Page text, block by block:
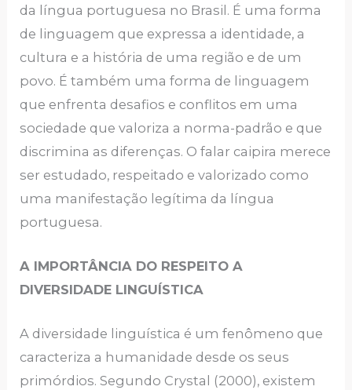
da língua portuguesa no Brasil. É uma forma
de linguagem que expressa a identidade, a
cultura e a história de uma região e de um
povo. É também uma forma de linguagem
que enfrenta desafios e conflitos em uma
sociedade que valoriza a norma-padrão e que
discrimina as diferenças. O falar caipira merece
ser estudado, respeitado e valorizado como
uma manifestação legítima da língua
portuguesa.
A IMPORTÂNCIA DO RESPEITO A
DIVERSIDADE LINGUÍSTICA
A diversidade linguística é um fenômeno que
caracteriza a humanidade desde os seus
primórdios. Segundo Crystal (2000), existem